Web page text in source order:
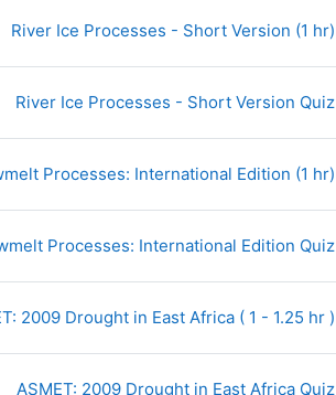
River Ice Processes - Short Version (1 hr)
River Ice Processes - Short Version Quiz
Processes: International Edition (1 hr)
Processes: International Edition Quiz
2009 Drought in East Africa ( 1 - 1.25 hr )
ASMET: 2009 Drought in East Africa Quiz